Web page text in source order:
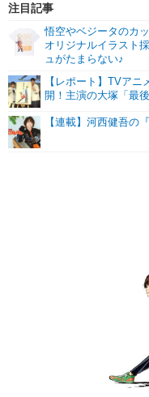
注目記事
悟空やベジータのカ
オリジナルイラスト
ュがたまらない♪
【レポート】TVア
開！主演の大塚「最
【連載】河西健吾の